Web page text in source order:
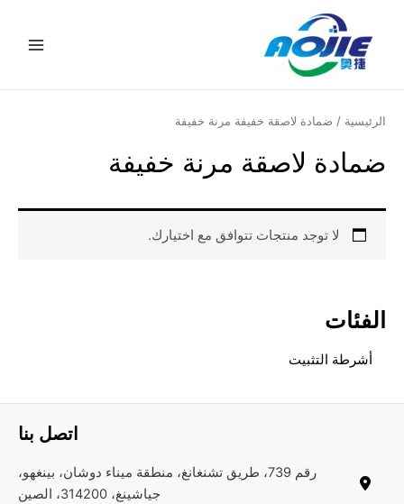
المحتوى
الفئات
أشرطة التثبيت
الرئيسية / ضمادة لاصقة خفيفة مرنة خفيفة
ضمادة لاصقة مرنة خفيفة
لا توجد منتجات تتوافق مع اختيارك.
اتصل بنا
رقم 739، طريق تشنغانغ، منطقة ميناء دوشان، بينغهو،
جياشينغ، 314200، الصين